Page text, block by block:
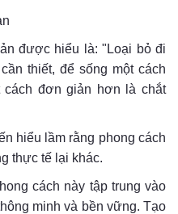
được hiểu là: "Loại bỏ đi
thiết, để sống một cách
cách đơn giản hơn là chắt
hiểu lầm rằng phong cách
thực tế lại khác.
cách này tập trung vào
minh và bền vững. Tạo